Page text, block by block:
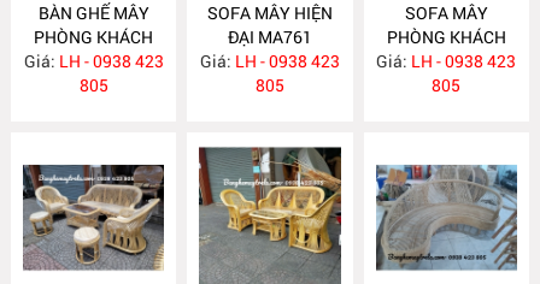
BÀN GHẾ MÂY
PHÒNG KHÁCH
MA762
Giá: LH - 0938 423
805
SOFA MÂY HIỆN
ĐẠI MA761
Giá: LH - 0938 423
805
SOFA MÂY
PHÒNG KHÁCH
MA760
Giá: LH - 0938 423
805